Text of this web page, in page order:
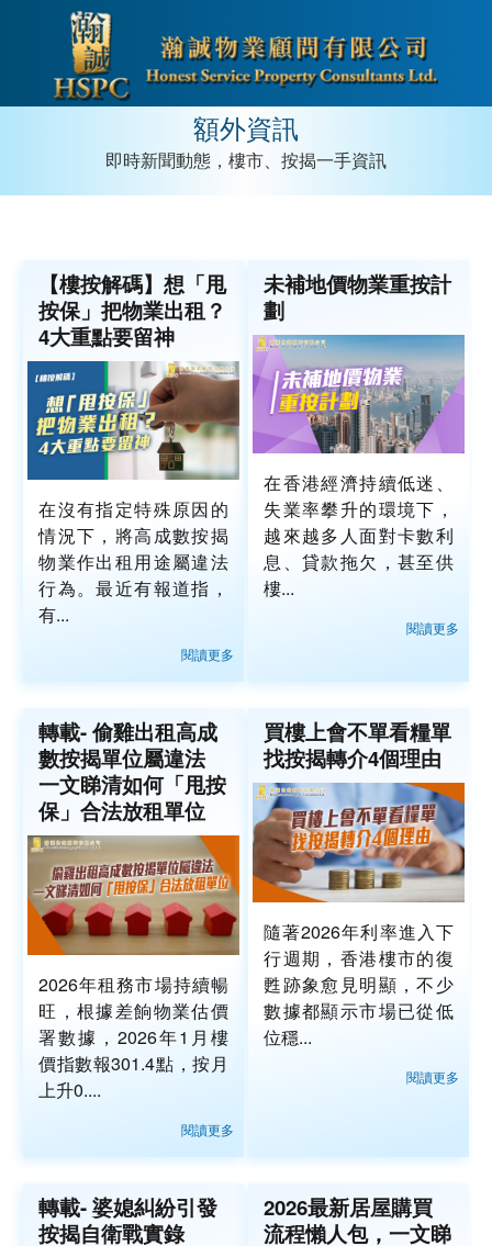
額外資訊
即時新聞動態，樓市、按揭一手資訊
【樓按解碼】想「甩
按保」把物業出租？
4大重點要留神
在沒有指定特殊原因的
情況下，將高成數按揭
物業作出租用途屬違法
行為。最近有報道指，
有...
閱讀更多
未補地價物業重按計
劃
在香港經濟持續低迷、
失業率攀升的環境下，
越來越多人面對卡數利
息、貸款拖欠，甚至供
樓...
閱讀更多
轉載- 偷雞出租高成
數按揭單位屬違法
一文睇清如何「甩按
保」合法放租單位
2026年租務市場持續暢
旺，根據差餉物業估價
署數據，2026年1月樓
價指數報301.4點，按月
上升0....
閱讀更多
買樓上會不單看糧單
找按揭轉介4個理由
隨著2026年利率進入下
行週期，香港樓市的復
甦跡象愈見明顯，不少
數據都顯示市場已從低
位穩...
閱讀更多
轉載- 婆媳糾紛引發
按揭自衛戰實錄
2026最新居屋購買
流程懶人包，一文睇